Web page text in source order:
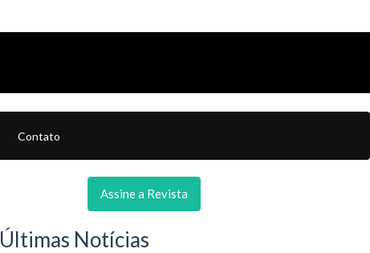
Contato
Assine a Revista
Últimas Notícias